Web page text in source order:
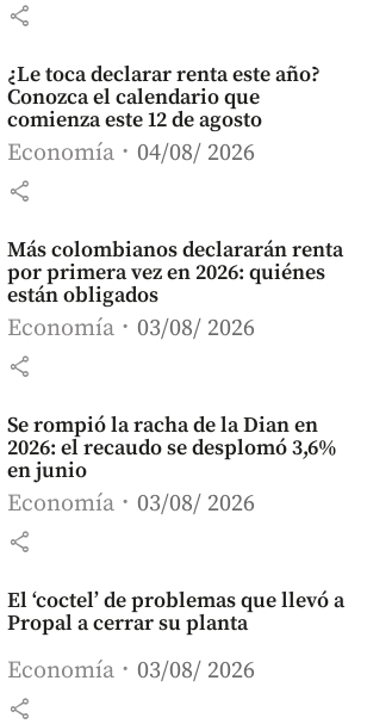
share
¿Le toca declarar renta este año?
Conozca el calendario que
comienza este 12 de agosto
Economía 04/08/ 2026
share
Más colombianos declararán renta
por primera vez en 2026: quiénes
están obligados
Economía 03/08/ 2026
share
Se rompió la racha de la Dian en
2026: el recaudo se desplomó 3,6%
en junio
Economía 03/08/ 2026
share
El ‘coctel’ de problemas que llevó a
Propal a cerrar su planta
Economía 03/08/ 2026
share